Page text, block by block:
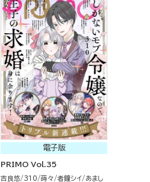
電子版
PRIMO Vol.35
吉良悠 310 蒔々 者鐘シイ
あまし